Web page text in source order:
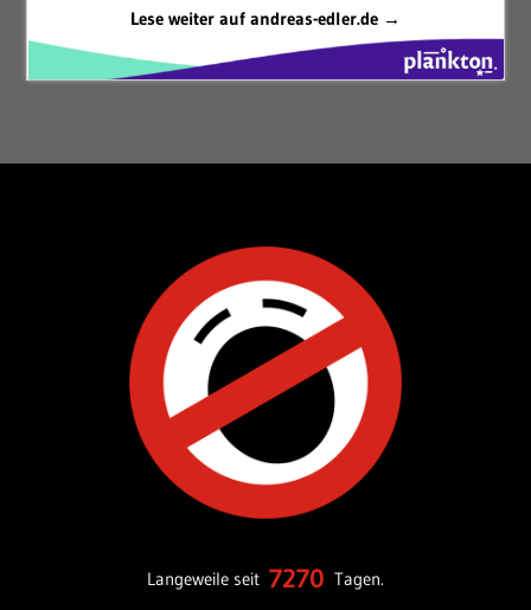
Lese weiter auf andreas-edler.de →
Langeweile seit 7270 Tagen.